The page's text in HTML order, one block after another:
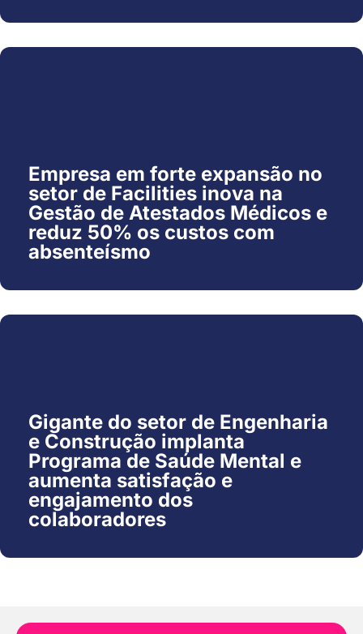
Empresa em forte expansão no
setor de Facilities inova na
Gestão de Atestados Médicos e
reduz 50% os custos com
absenteísmo
Gigante do setor de Engenharia
e Construção implanta
Programa de Saúde Mental e
aumenta satisfação e
engajamento dos
colaboradores